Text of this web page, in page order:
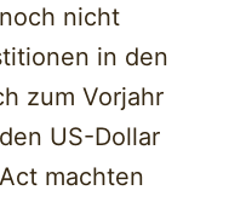
nicht
in den
zum Vorjahr
US-Dollar
machten